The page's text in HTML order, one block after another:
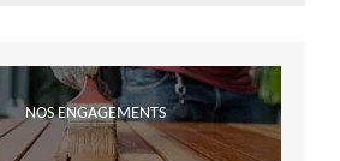
NOS ENGAGEMENTS